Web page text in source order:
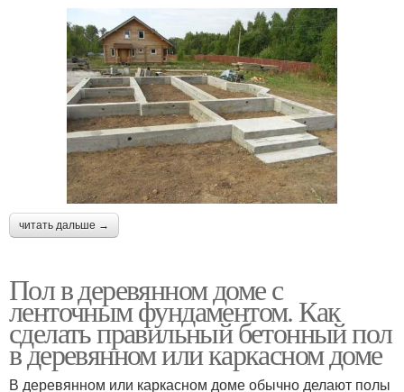
читать дальше →
Пол в деревянном доме с
ленточным фундаментом. Как
сделать правильный бетонный пол
в деревянном или каркасном доме
В деревянном или каркасном доме обычно делают полы